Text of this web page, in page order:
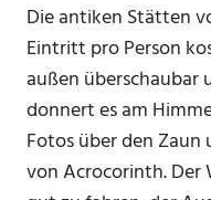
Die antiken Stätten
Eintritt pro Person
außen
donnert es am
Fotos über den
von Acrocorinth. Der